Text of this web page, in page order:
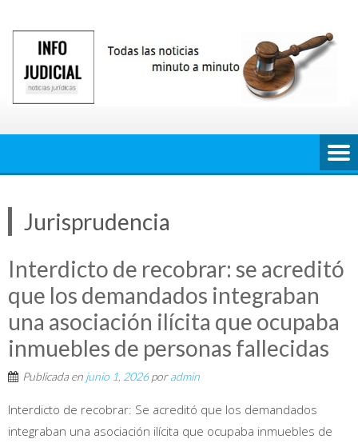
contenido
Jurisprudencia
Interdicto de recobrar: se acreditó
que los demandados integraban
una asociación ilícita que ocupaba
inmuebles de personas fallecidas
Publicada en junio 1, 2026poradmin
Interdicto de recobrar: Se acreditó que los demandados
integraban una asociación ilícita que ocupaba inmuebles de